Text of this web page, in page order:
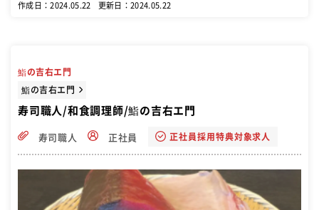
てみませんか？
作成日：2024.05.22 更新日：2024.05.22
鮨の吉右エ門
鮨の吉右エ門
寿司職人/和食調理師/鮨の吉右エ門
寿司職人 正社員 正社員採用特典対象求人